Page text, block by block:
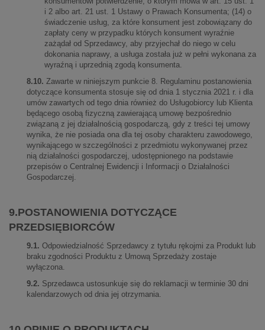
i 2 albo art. 21 ust. 1 Ustawy o Prawach Konsumenta; (14) o
świadczenie usług, za które konsument jest zobowiązany do
zapłaty ceny w przypadku których konsument wyraźnie
zażądał od Sprzedawcy, aby przyjechał do niego w celu
dokonania naprawy, a usługa została już w pełni wykonana za
wyraźną i uprzednią zgodą konsumenta.
8.10. Zawarte w niniejszym punkcie 8. Regulaminu postanowienia
dotyczące konsumenta stosuje się od dnia 1 stycznia 2021 r. i dla
umów zawartych od tego dnia również do Usługobiorcy lub Klienta
będącego osobą fizyczną zawierającą umowę bezpośrednio
związaną z jej działalnością gospodarczą, gdy z treści tej umowy
wynika, że nie posiada ona dla tej osoby charakteru zawodowego,
wynikającego w szczególności z przedmiotu wykonywanej przez
nią działalności gospodarczej, udostępnionego na podstawie
przepisów o Centralnej Ewidencji i Informacji o Działalności
Gospodarczej.
9.POSTANOWIENIA DOTYCZĄCE
PRZEDSIĘBIORCÓW
9.1. Odpowiedzialność Sprzedawcy z tytułu rękojmi za Produkt lub
braku zgodności Produktu z Umową Sprzedaży zostaje
wyłączona.
9.2. Sprzedawca ustosunkuje się do reklamacji w terminie 30 dni
kalendarzowych od dnia jej otrzymania.